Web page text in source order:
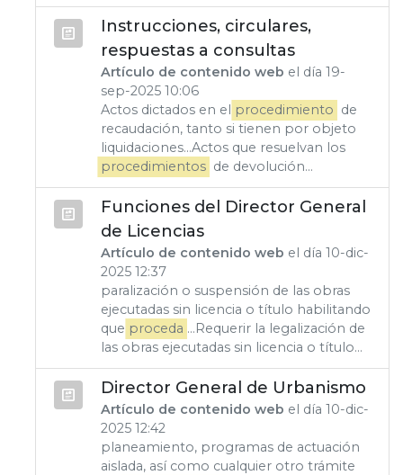
Instrucciones, circulares,
respuestas a consultas
Artículo de contenido web el día 19-
sep-2025 10:06
Actos dictados en el procedimiento de
recaudación, tanto si tienen por objeto
liquidaciones...Actos que resuelvan los
procedimientos de devolución...
Funciones del Director General
de Licencias
Artículo de contenido web el día 10-dic-
2025 12:37
paralización o suspensión de las obras
ejecutadas sin licencia o título habilitando
que proceda ...Requerir la legalización de
las obras ejecutadas sin licencia o título...
Director General de Urbanismo
Artículo de contenido web el día 10-dic-
2025 12:42
planeamiento, programas de actuación
aislada, así como cualquier otro trámite